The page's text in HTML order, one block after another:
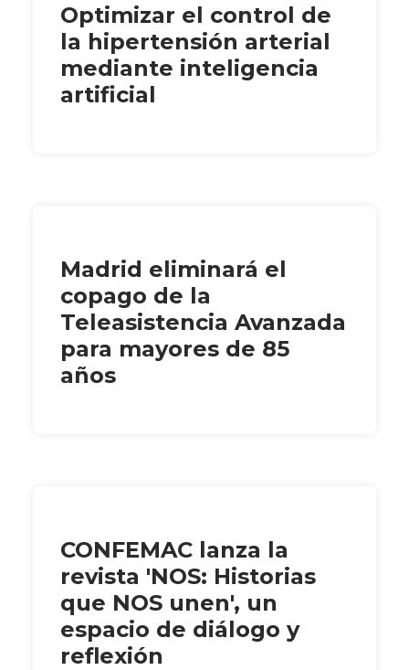
Optimizar el control de
la hipertensión arterial
mediante inteligencia
artificial
Madrid eliminará el
copago de la
Teleasistencia Avanzada
para mayores de 85
años
CONFEMAC lanza la
revista 'NOS: Historias
que NOS unen', un
espacio de diálogo y
reflexión